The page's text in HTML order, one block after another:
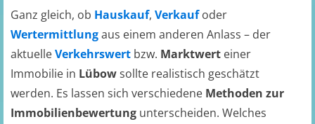
Ganz gleich, ob Hauskauf, Verkaufoder
Wertermittlungaus einem anderen Anlass – der
aktuelleVerkehrswert bzw. Marktwert einer
Immobilie in Lübowsollte realistisch geschätzt
werden. Es lassen sich verschiedene Methoden zur
Immobilienbewertung unterscheiden. Welches